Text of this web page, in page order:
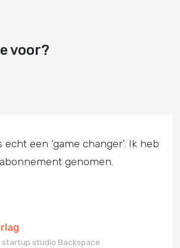
voor?
echt een 'game changer'. Ik heb
genomen.
studio Backspace